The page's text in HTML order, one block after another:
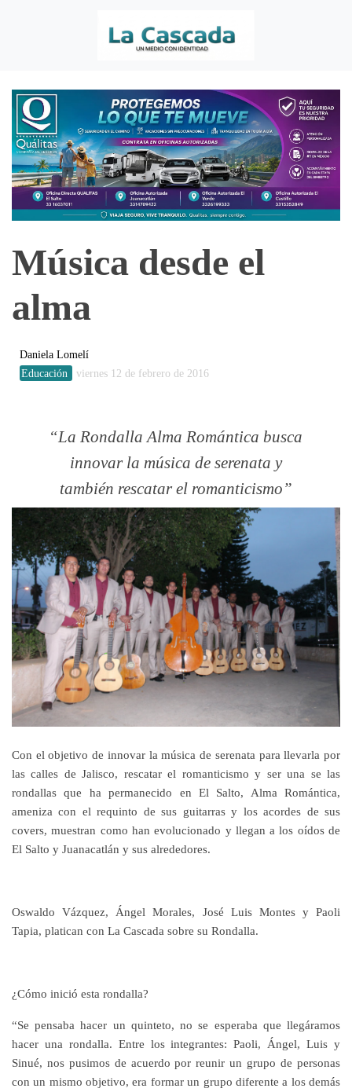
Música desde el
alma
Daniela Lomelí
Educación
viernes 12 de febrero de 2016
La Rondalla Alma Romántica busca
innovar la música de serenata y
también rescatar el romanticismo
Con el objetivo de innovar la música de serenata para llevarla por
las calles de Jalisco, rescatar el romanticismo y ser una se las
rondallas que ha permanecido en El Salto, Alma Romántica,
ameniza con el requinto de sus guitarras y los acordes de sus
covers, muestran como han evolucionado y llegan a los oídos de
El Salto y Juanacatlán y sus alrededores.
Oswaldo Vázquez, Ángel Morales, José Luis Montes y Paoli
Tapia, platican con La Cascada sobre su Rondalla.
¿Cómo inició esta rondalla?
“Se pensaba hacer un quinteto, no se esperaba que llegáramos
hacer una rondalla. Entre los integrantes: Paoli, Ángel, Luis y
Sinué, nos pusimos de acuerdo por reunir un grupo de personas
con un mismo objetivo, era formar un grupo diferente a los demás